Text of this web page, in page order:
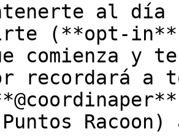
al día
(**opt-
comienza y
recordará a